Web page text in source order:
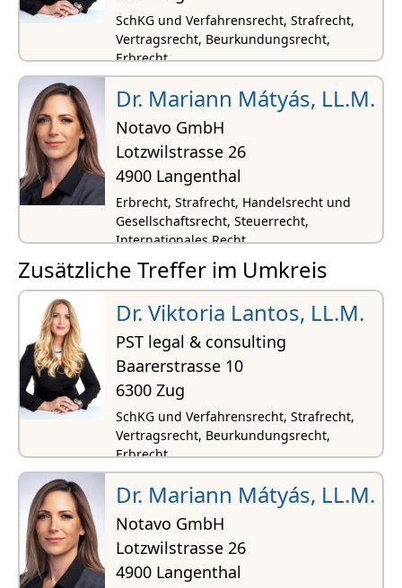
SchKG und Verfahrensrecht, Strafrecht,
Vertragsrecht, Beurkundungsrecht,
Erbrecht
Dr. Mariann Mátyás, LL.M.
Notavo GmbH
Lotzwilstrasse 26
4900 Langenthal
Erbrecht, Strafrecht, Handelsrecht und
Gesellschaftsrecht, Steuerrecht,
Internationales Recht
Zusätzliche Treffer im Umkreis
Dr. Viktoria Lantos, LL.M.
PST legal & consulting
Baarerstrasse 10
6300 Zug
SchKG und Verfahrensrecht, Strafrecht,
Vertragsrecht, Beurkundungsrecht,
Erbrecht
Dr. Mariann Mátyás, LL.M.
Notavo GmbH
Lotzwilstrasse 26
4900 Langenthal